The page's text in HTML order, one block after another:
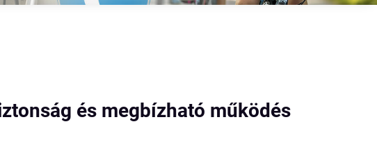
és megbízható működés